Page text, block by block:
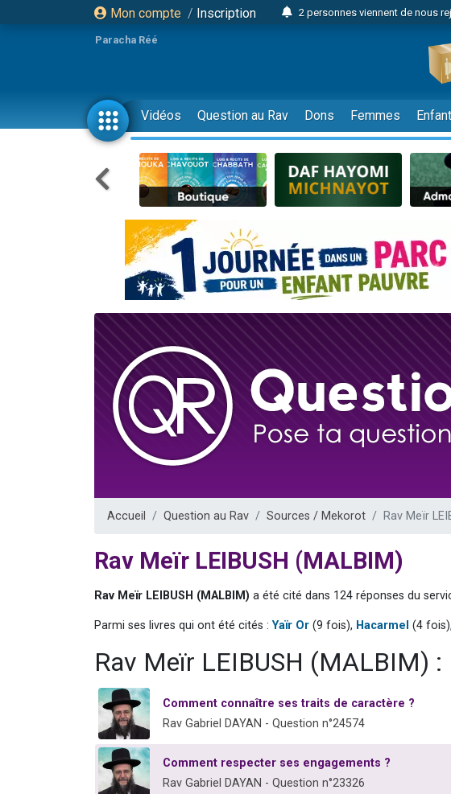
Mon compte / Inscription
2 personnes viennent de nous
12 nouvelles musiques
30 personnes viennent de
Il reste 49 places pour
3 personnes viennent de nous
2 personnes viennent de nous
3 personnes viennent de nous
2 nouvelles musiques dans
8 personnes viennent de
Nouvelle émission radio :
61 personnes viennent de
Il reste 49 places pour
Ariel vient de donner son
Nathaniel vient de donner son
6 personnes viennent de
2 personnes viennent de
10 personnes viennent de
Il reste 49 places pour
Paracha Réé
Vidéos Question au Rav Dons Femmes
Accueil Question au Rav Sources / Mekorot Rav Meïr
Rav Meïr LEIBUSH (MALBIM)
Rav Meïr LEIBUSH (MALBIM) a été cité dans 124 réponses du
Parmi ses livres qui ont été cités :Yaïr Or (9 fois), Hacarmel (4 fois),
Rav Meïr LEIBUSH (MALBIM) :
Comment connaître ses traits de caractère ?
Rav Gabriel DAYAN - Question n°24574
Comment respecter ses engagements ?
Rav Gabriel DAYAN - Question n°23326